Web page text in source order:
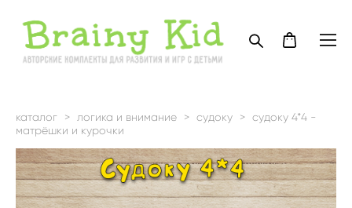
каталог > логика и внимание > судоку > судоку 4*4 -
матрёшки и курочки